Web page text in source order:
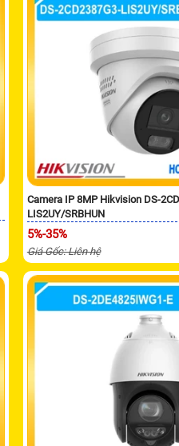
Camera IP 8MP Hikvision DS-
LIS2UY/SRBHUN
5%-35%
Giá Gốc: Liên hệ